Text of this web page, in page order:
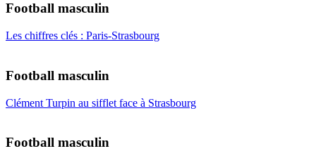
Football masculin
Les chiffres clés : Paris-Strasbourg
Football masculin
Clément Turpin au sifflet face à Strasbourg
Football masculin